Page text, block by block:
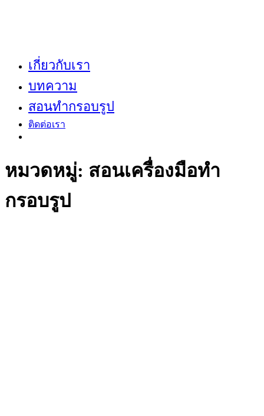
เกี่ยวกับเรา
บทความ
สอนทำกรอบรูป
ติดต่อเรา
หมวดหมู่: สอนเครื่องมือทำ
กรอบรูป